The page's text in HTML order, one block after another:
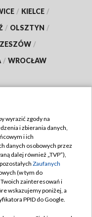
/ KIELCE /
/ OLSZTYN /
/
/ WROCŁAW
wyrazić zgody na
i zbierania danych,
i ich
danych osobowych przez
dalej również „TVP”),
Zaufanych
(w tym do
zainteresowań i
wskazujemy poniżej, a
PPID do Google.